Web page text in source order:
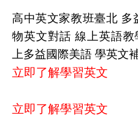
高中英文家教班臺北 多
物英文對話 線上英語
上多益國際美語 學英文
立即了解學習英文
立即了解學習英文